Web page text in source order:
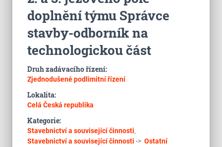
doplnění týmu Správce
stavby-odborník na
technologickou část
Druh zadávacího řízení:
Zjednodušené podlimitní řízení
Lokalita:
Celá Česká republika
Kategorie:
Stavebnictví a související činnosti,
Stavebnictví a související činnosti -> Ostatní